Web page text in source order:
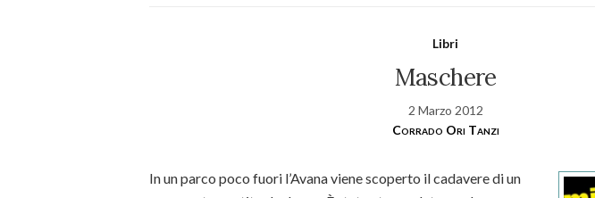
Libri
Maschere
2 Marzo 2012
Corrado Ori Tanzi
In un parco poco fuori l’Avana viene scoperto il cadavere di un